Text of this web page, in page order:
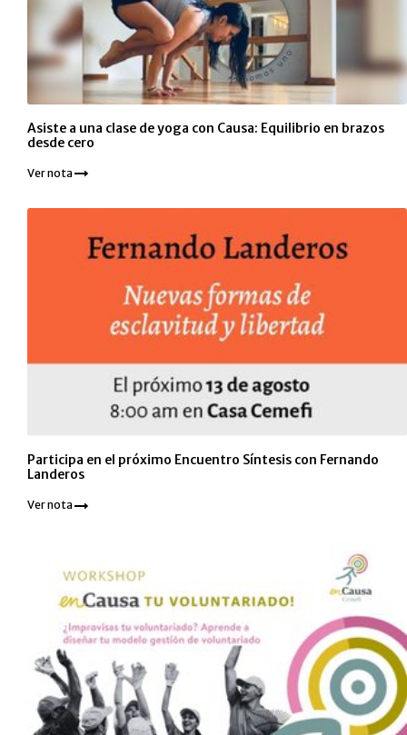
Asiste a una clase de yoga con Causa: Equilibrio en brazos
desde cero
Ver nota
Participa en el próximo Encuentro Síntesis con Fernando
Landeros
Ver nota